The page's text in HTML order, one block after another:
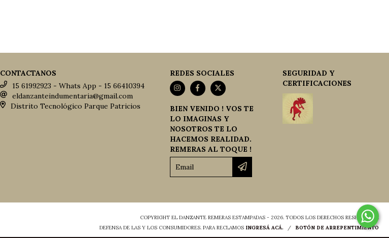
CONTACTANOS
15 61992923 - Whats App - 15 66410394
eldanzanteindumentaria@gmail.com
Distrito Tecnológico Parque Patricios
REDES SOCIALES
BIEN VENIDO ! VOS TE
LO IMAGINAS Y
NOSOTROS TE LO
HACEMOS REALIDAD.
REMERAS AL TOQUE !
SEGURIDAD Y
CERTIFICACIONES
COPYRIGHT EL DANZANTE REMERAS ESTAMPADAS - 2026. TODOS LOS DERECHOS RESERVADOS.
DEFENSA DE LAS Y LOS CONSUMIDORES. PARA RECLAMOS INGRESÁ ACÁ. / BOTÓN DE ARREPENTIMIENTO